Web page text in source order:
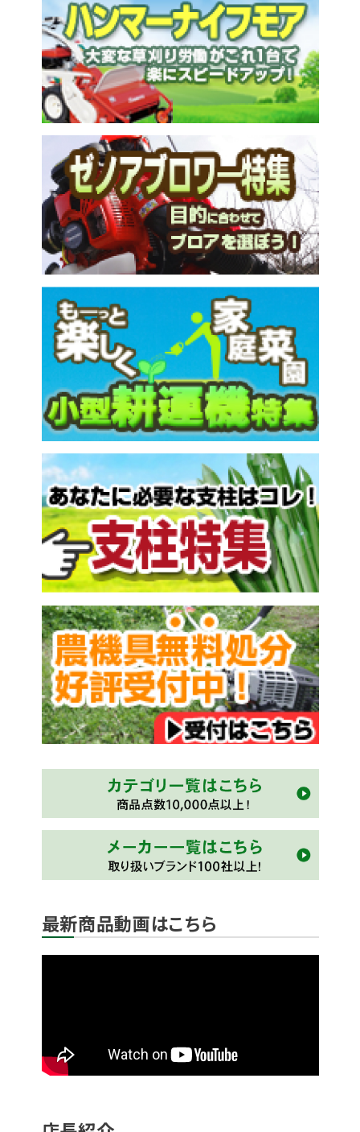
最新商品動画はこちら